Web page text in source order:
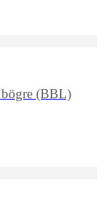
bögre (BBL)